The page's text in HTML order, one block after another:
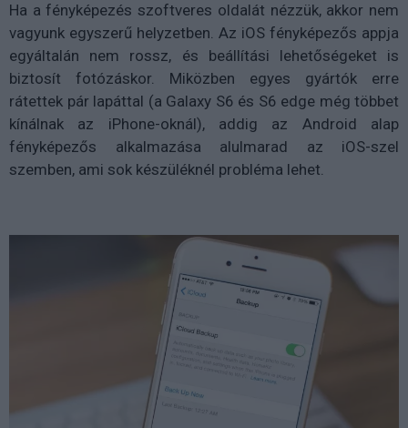
Ha a fényképezés szoftveres oldalát nézzük, akkor nem
vagyunk egyszerű helyzetben. Az iOS fényképezős appja
egyáltalán nem rossz, és beállítási lehetőségeket is
biztosít fotózáskor. Miközben egyes gyártók erre
rátettek pár lapáttal (a Galaxy S6 és S6 edge még többet
kínálnak az iPhone-oknál), addig az Android alap
fényképezős alkalmazása alulmarad az iOS-szel
szemben, ami sok készüléknél probléma lehet.